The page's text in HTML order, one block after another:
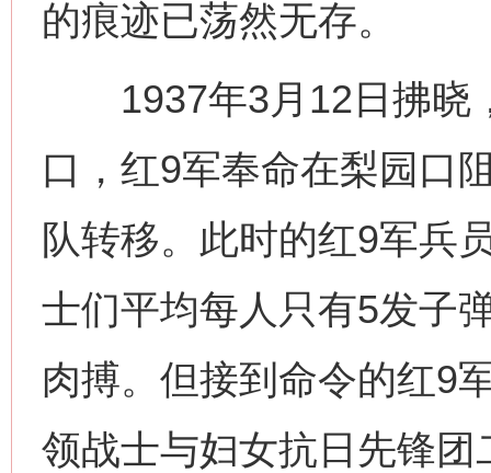
的痕迹已荡然无存。
1937年3月12日拂晓
口，红9军奉命在梨园口
队转移。此时的红9军兵
士们平均每人只有5发子
肉搏。但接到命令的红9
领战士与妇女抗日先锋